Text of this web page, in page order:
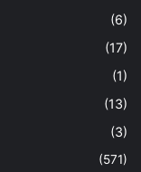
(6)
(17)
(1)
(13)
(3)
(571)